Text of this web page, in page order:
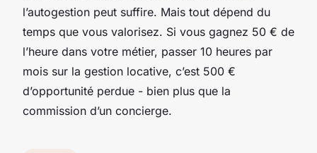
l’autogestion peut suffire. Mais tout dépend du
temps que vous valorisez. Si vous gagnez 50 € de
l’heure dans votre métier, passer 10 heures par
mois sur la gestion locative, c’est 500 €
d’opportunité perdue - bien plus que la
commission d’un concierge.